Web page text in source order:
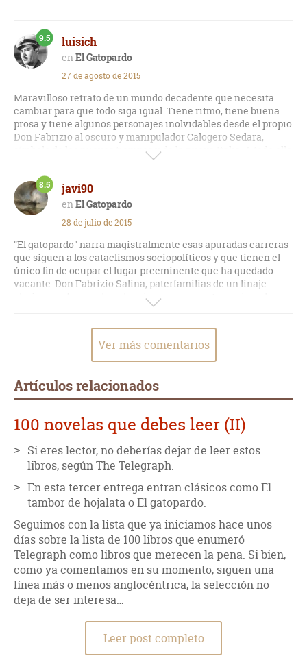
luisich
El Gatopardo
9.5
27 de agosto de 2015
Maravilloso retrato de un mundo decadente que necesita
cambiar para que todo siga igual. Tiene ritmo, tiene buena
prosa y tiene algunos personajes inolvidables desde el propio
Don Fabrizio al oscuro y manipulador Calogero Sedara,
símbolo de los nuevos tiempos y de la nueva Italia. A todo ello
cabe sumar un contexto histórico muy bien trabajado a la par
de interesante. Por cierto, el final es ligeramente diferente a
la película, tan recomendable como esta joya.
javi90
El Gatopardo
8.5
28 de julio de 2015
"El gatopardo" narra magistralmente esas apuradas carreras
que siguen a los cataclismos sociopolíticos y que tienen el
único fin de ocupar el lugar preeminente que ha quedado
vacante. Don Fabrizio Salina, paterfamilias de un linaje
glorioso en franca decadencia, parece aceptar resignado su
papel de antigüedad tolerable, de mero ornamento social que
Garibaldi hacia el sur, su comportamiento es más bien
pasivo, arrastrado por la nostalgia y por la irrevocabilidad de
un esplendor físico que el hedonista Don Fabrizio comienza
a echar en falta. Este panorama pesimista encontrará alivio
Fabrizio, seductor nato y hombre perspicaz, que lee la
Lampedusa nos ofrece una novela magnífica que refleja a la
inestable seno tiene lugar una carrera de competencia
cuasi-espermática por engendrar la realidad venidera. Ahora
bien, no todo es política en esta obra maestra, la nostalgia, el
paso del tiempo, el matrimonio y la insignificancia y
caducidad del ser humano bañan la historia, dándole un tono
añorante y a menudo amargo. El prologuista de la edición de
El Mundo, Felipe Benítez Reyes, se refiere a ella como "un
tratado de melancolías", creo que es una definición acertada.
Cabe añadir, asimismo, que el estilo de Lampedusa, con
diálogos francamente bien construidos y descripciones
elegantes y cargadas de simbolismo, confiere a la novela
gran valor formal. Sobresaliente obra con ese aroma de deja
vù propio de las revoluciones que nacen muertas.
Ver más comentarios
Artículos relacionados
100 novelas que debes leer (II)
Si eres lector, no deberías dejar de leer estos
libros, según The Telegraph.
En esta tercer entrega entran clásicos como El
tambor de hojalata o El gatopardo.
Seguimos con la lista que ya iniciamos hace unos
días sobre la lista de 100 libros que enumeró
Telegraph como libros que merecen la pena. Si bien,
como ya comentamos en su momento, siguen una
línea más o menos anglocéntrica, la selección no
deja de ser interesa…
Leer post completo